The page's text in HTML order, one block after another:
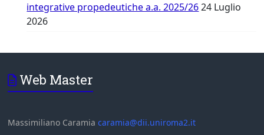
integrative propedeutiche a.a. 2025/26 24 Luglio
2026
Web Master
Massimiliano Caramiacaramia@dii.uniroma2.it